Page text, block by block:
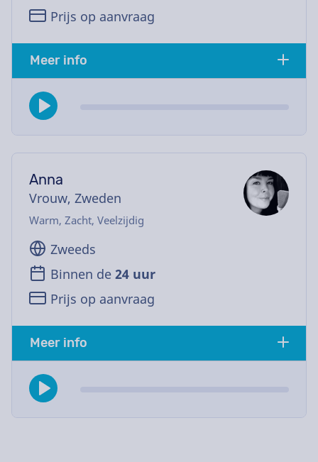
Prijs op aanvraag
Meer info
Anna
Vrouw, Zweden
Warm, Zacht, Veelzijdig
Zweeds
Binnen de 24 uur
Prijs op aanvraag
Meer info